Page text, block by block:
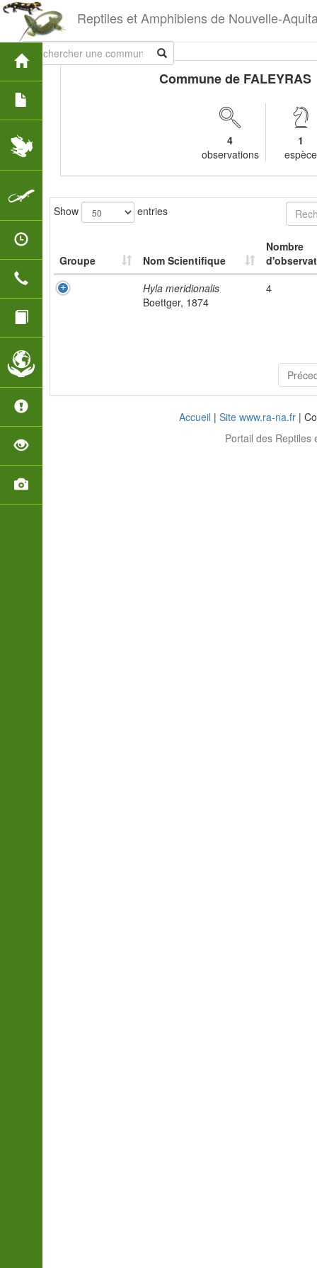
Reptiles et Amphibiens de Nouvelle-
Commune de FALEYRAS
4
observations
1
espèce
Show entries
Groupe Nom Scientifique
Nombre
Hyla meridionalis
Boettger, 1874
4
Accueil | Site www.ra-na.fr |
Portail des Reptiles